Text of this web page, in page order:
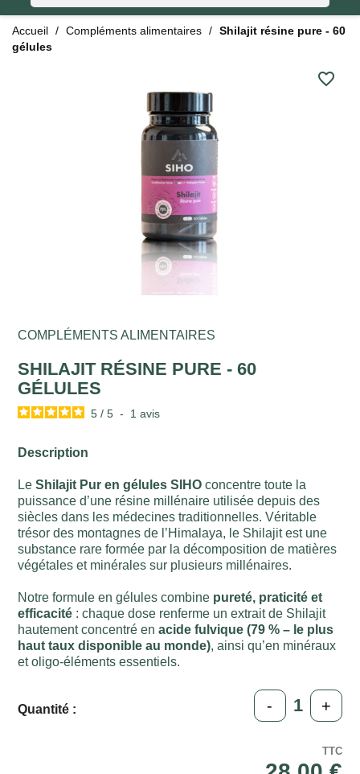
Accueil Compléments alimentaires
Shilajit résine pure - 60
gélules
favorite_border
COMPLÉMENTS ALIMENTAIRES
SHILAJIT RÉSINE PURE - 60
GÉLULES
5 / 5 - 1avis
Description
LeShilajit Pur en gélules SIHO concentre toute la
puissance d’une résine millénaire utilisée depuis des
siècles dans les médecines traditionnelles. Véritable
trésor des montagnes de l’Himalaya, le Shilajit est une
substance rare formée par la décomposition de matières
végétales et minérales sur plusieurs millénaires.
Notre formule en gélules combine pureté, praticité et
efficacité : chaque dose renferme un extrait de Shilajit
hautement concentré enacide fulvique (79 % – le plus
haut taux disponible au monde), ainsi qu’en minéraux
et oligo-éléments essentiels.
Quantité : - +
TTC